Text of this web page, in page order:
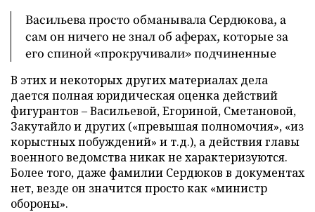
Васильева просто обманывала Сердюкова, а
сам он ничего не знал об аферах, которые за
его спиной «прокручивали» подчиненные
В этих и некоторых других материалах дела
дается полная юридическая оценка действий
фигурантов – Васильевой, Егориной, Сметановой,
Закутайло и других («превышая полномочия», «из
корыстных побуждений» и т.д.), а действия главы
военного ведомства никак не характеризуются.
Более того, даже фамилии Сердюков в документах
нет, везде он значится просто как «министр
обороны».